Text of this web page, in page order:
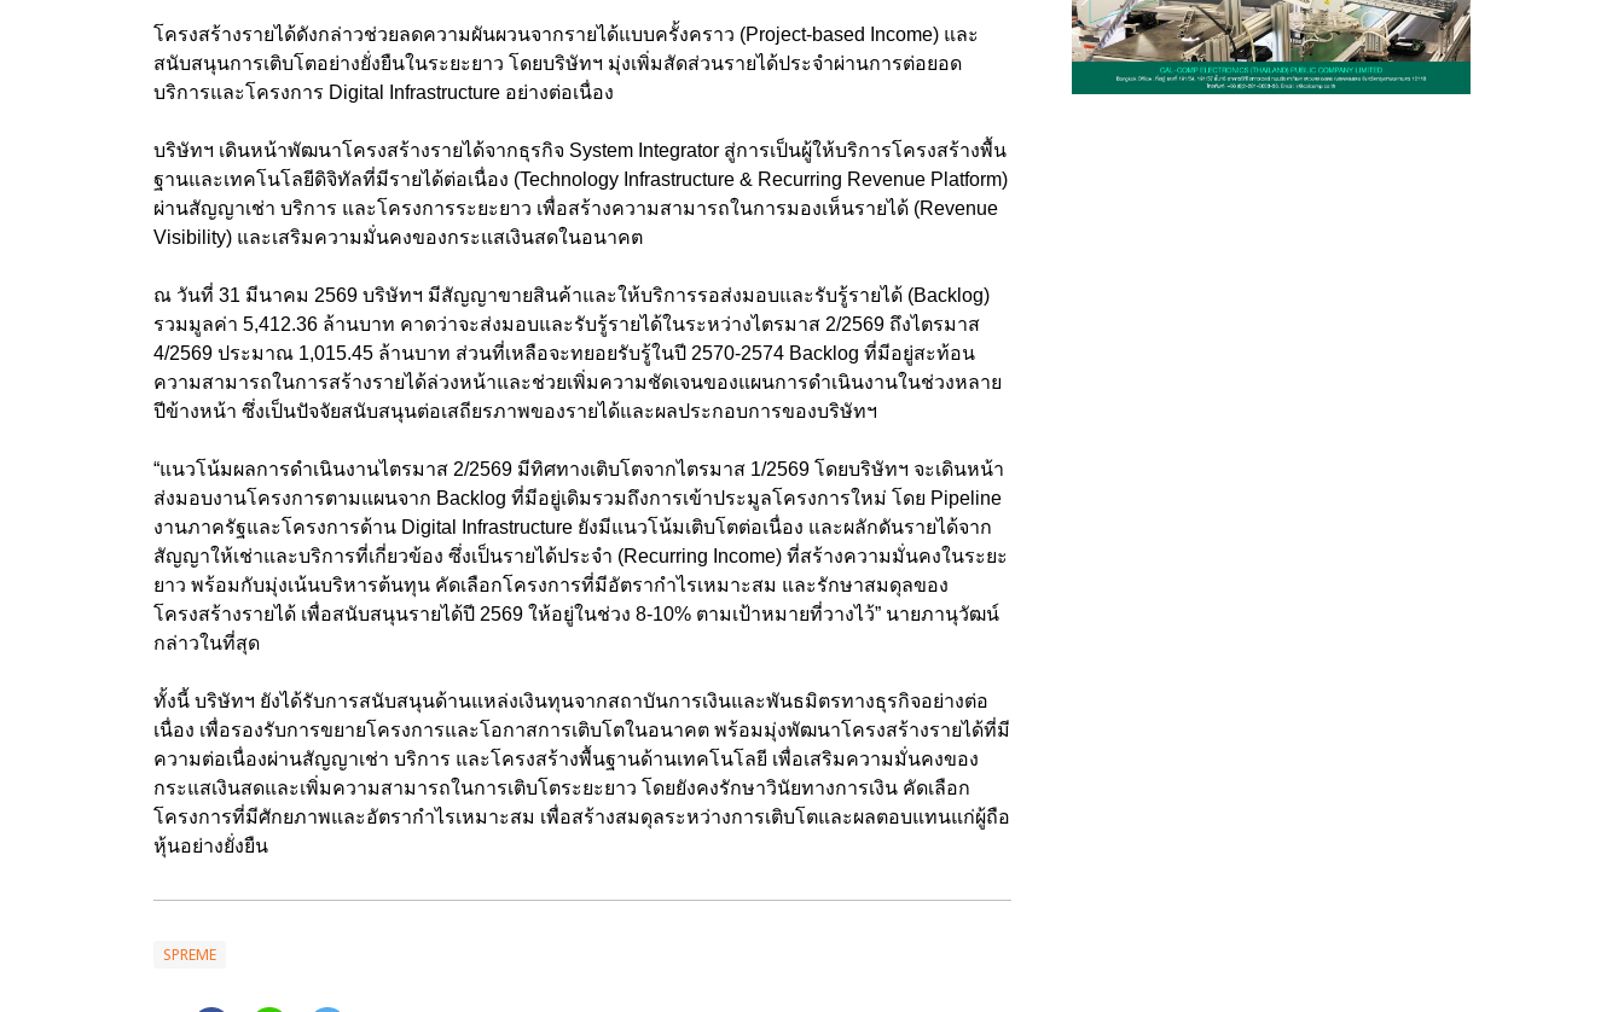
โครงสร้างรายได้ดังกล่าวช่วยลดความผันผวนจากรายได้แบบครั้งคราว (Project-based Income) และ
สนับสนุนการเติบโตอย่างยั่งยืนในระยะยาว โดยบริษัทฯ มุ่งเพิ่มสัดส่วนรายได้ประจำผ่านการต่อยอด
บริการและโครงการ Digital Infrastructure อย่างต่อเนื่อง
บริษัทฯ เดินหน้าพัฒนาโครงสร้างรายได้จากธุรกิจ System Integrator สู่การเป็นผู้ให้บริการโครงสร้างพื้น
ฐานและเทคโนโลยีดิจิทัลที่มีรายได้ต่อเนื่อง (Technology Infrastructure & Recurring Revenue Platform)
ผ่านสัญญาเช่า บริการ และโครงการระยะยาว เพื่อสร้างความสามารถในการมองเห็นรายได้ (Revenue
Visibility) และเสริมความมั่นคงของกระแสเงินสดในอนาคต
ณ วันที่ 31 มีนาคม 2569 บริษัทฯ มีสัญญาขายสินค้าและให้บริการรอส่งมอบและรับรู้รายได้ (Backlog)
รวมมูลค่า 5,412.36 ล้านบาท คาดว่าจะส่งมอบและรับรู้รายได้ในระหว่างไตรมาส 2/2569 ถึงไตรมาส
4/2569 ประมาณ 1,015.45 ล้านบาท ส่วนที่เหลือจะทยอยรับรู้ในปี 2570-2574 Backlog ที่มีอยู่สะท้อน
ความสามารถในการสร้างรายได้ล่วงหน้าและช่วยเพิ่มความชัดเจนของแผนการดำเนินงานในช่วงหลาย
ปีข้างหน้า ซึ่งเป็นปัจจัยสนับสนุนต่อเสถียรภาพของรายได้และผลประกอบการของบริษัทฯ
“แนวโน้มผลการดำเนินงานไตรมาส 2/2569 มีทิศทางเติบโตจากไตรมาส 1/2569 โดยบริษัทฯ จะเดินหน้า
ส่งมอบงานโครงการตามแผนจาก Backlog ที่มีอยู่เดิมรวมถึงการเข้าประมูลโครงการใหม่ โดย Pipeline
งานภาครัฐและโครงการด้าน Digital Infrastructure ยังมีแนวโน้มเติบโตต่อเนื่อง และผลักดันรายได้จาก
สัญญาให้เช่าและบริการที่เกี่ยวข้อง ซึ่งเป็นรายได้ประจำ (Recurring Income) ที่สร้างความมั่นคงในระยะ
ยาว พร้อมกับมุ่งเน้นบริหารต้นทุน คัดเลือกโครงการที่มีอัตรากำไรเหมาะสม และรักษาสมดุลของ
โครงสร้างรายได้ เพื่อสนับสนุนรายได้ปี 2569 ให้อยู่ในช่วง 8-10% ตามเป้าหมายที่วางไว้” นายภานุวัฒน์
กล่าวในที่สุด
ทั้งนี้ บริษัทฯ ยังได้รับการสนับสนุนด้านแหล่งเงินทุนจากสถาบันการเงินและพันธมิตรทางธุรกิจอย่างต่อ
เนื่อง เพื่อรองรับการขยายโครงการและโอกาสการเติบโตในอนาคต พร้อมมุ่งพัฒนาโครงสร้างรายได้ที่มี
ความต่อเนื่องผ่านสัญญาเช่า บริการ และโครงสร้างพื้นฐานด้านเทคโนโลยี เพื่อเสริมความมั่นคงของ
กระแสเงินสดและเพิ่มความสามารถในการเติบโตระยะยาว โดยยังคงรักษาวินัยทางการเงิน คัดเลือก
โครงการที่มีศักยภาพและอัตรากำไรเหมาะสม เพื่อสร้างสมดุลระหว่างการเติบโตและผลตอบแทนแก่ผู้ถือ
หุ้นอย่างยั่งยืน
SPREME